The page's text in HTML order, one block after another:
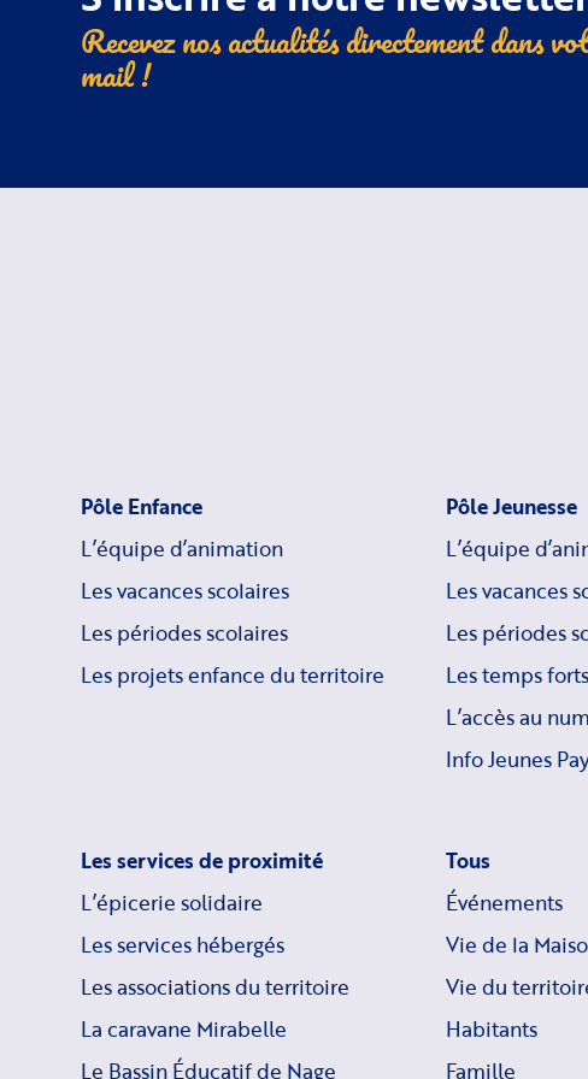
Recevez nos actualités directement dans
mail !
Pôle Enfance
L’équipe d’animation
Les vacances scolaires
Les périodes scolaires
Les projets enfance du territoire
Pôle Jeunesse
L’équipe
Les vacances
Les périodes
Les temps forts
L’accès au
Info Jeunes
Les services de proximité
L’épicerie solidaire
Les services hébergés
Les associations du territoire
La caravane Mirabelle
Le Bassin Éducatif de Nage
Tous
Événements
Vie de la
Vie du
Habitants
Famille